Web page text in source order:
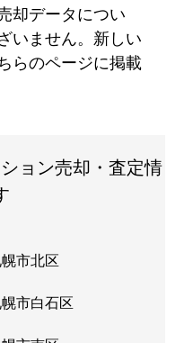
却データについ
いません。新しい
らのページに掲載
ョン売却・査定情
市北区
市白石区